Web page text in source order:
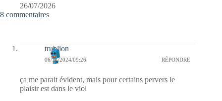
26/07/2026
8 commentaires
trublion
06/11/2024/09:26 RÉPONDRE
ça me parait évident, mais pour certains pervers le
plaisir est dans le viol